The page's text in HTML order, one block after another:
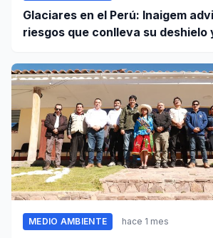
Glaciares en el Perú: Inaigem
riesgos que conlleva su deshielo
MEDIO AMBIENTE hace 1 mes